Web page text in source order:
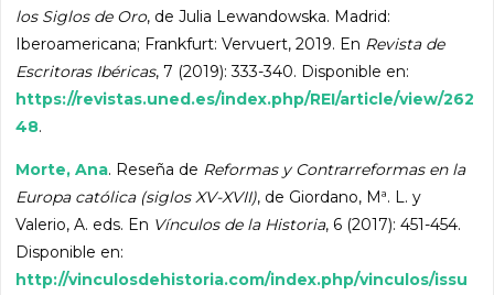
los Siglos de Oro, de Julia Lewandowska. Madrid:
Iberoamericana; Frankfurt: Vervuert, 2019. En Revista de
Escritoras Ibéricas, 7 (2019): 333-340. Disponible en:
https://revistas.uned.es/index.php/REI/article/view/262
48.
Morte, Ana. Reseña de Reformas y Contrarreformas en la
Europa católica (siglos XV-XVII), de Giordano, Mª. L. y
Valerio, A. eds. En Vínculos de la Historia, 6 (2017): 451-454.
Disponible en:
http://vinculosdehistoria.com/index.php/vinculos/issu